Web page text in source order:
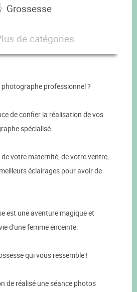
Grossesse
de catégories
professionnel ?
de confier la réalisation de vos
spécialisé.
votre maternité, de votre ventre,
éclairages pour avoir de
est une aventure magique et
d'une femme enceinte.
qui vous ressemble !
de réalisé une séance photos